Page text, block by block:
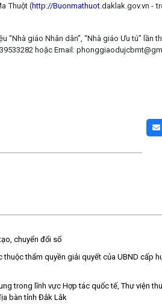
Thuột (http://Buonmathuot.daklak.gov.vn -
giáo Nhân dân”, “Nhà giáo Ưu tú” lần
hoặc Email:
chuyển đổi số
thẩm quyền giải quyết của UBND cấp
trong lĩnh vực Hợp tác quốc tế, Thư viện
bàn tỉnh Đắk Lắk